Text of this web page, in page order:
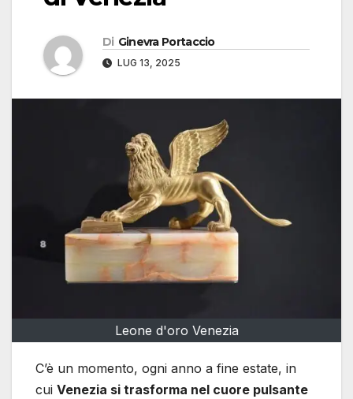
Di Ginevra Portaccio
LUG 13, 2025
Leone d'oro Venezia
C’è un momento, ogni anno a fine estate, in
cui Venezia si trasforma nel cuore pulsante